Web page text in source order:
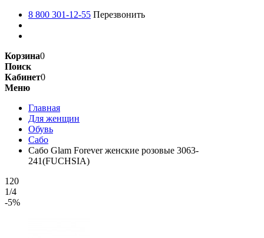
8 800 301-12-55 Перезвонить
Корзина0
Поиск
Кабинет0
Меню
Главная
Для женщин
Обувь
Сабо
Сабо Glam Forever женские розовые 3063-
241(FUCHSIA)
120
1/4
-5%